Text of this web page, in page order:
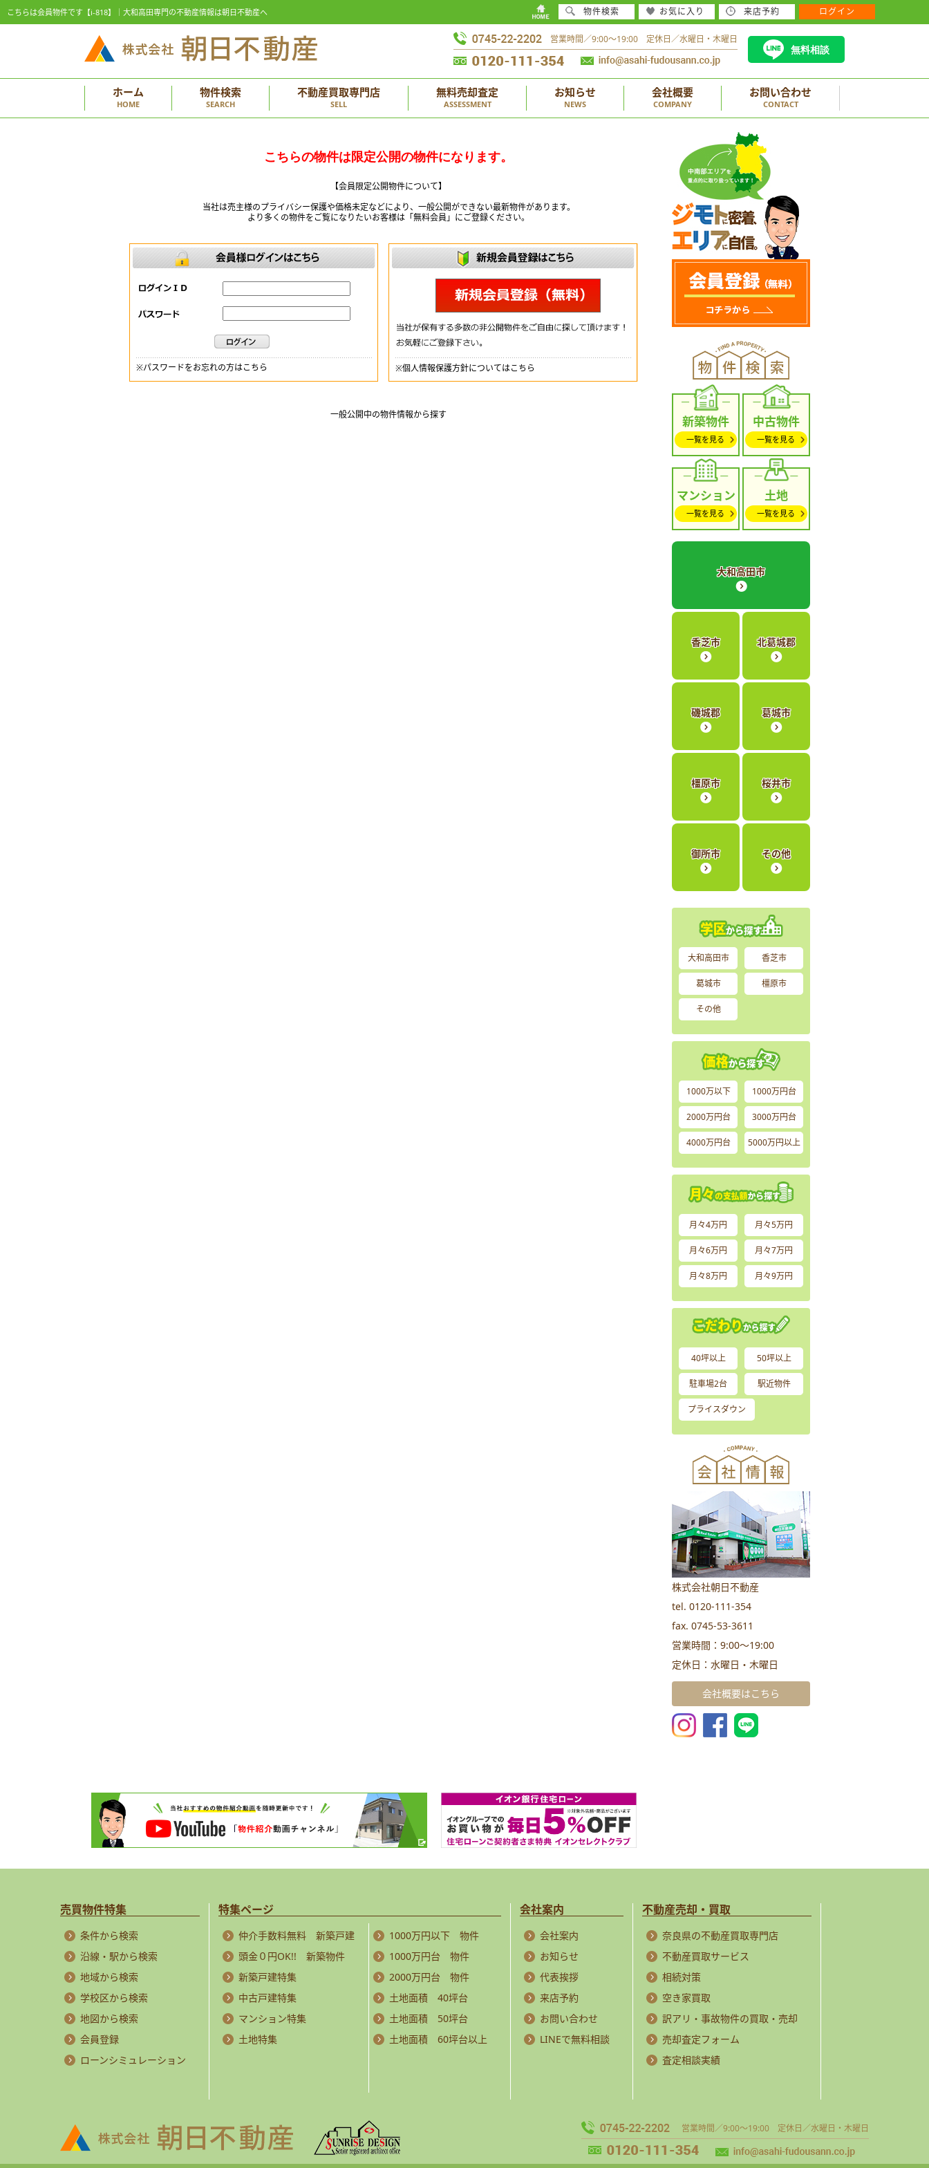
こちらは会員物件です【i-818】｜大和高田専門の不動産情報は朝日不動産へ
営業時間／9:00～19:00 定休日／水曜日・木曜日
無料相談
ホーム
HOME
物件検索
SEARCH
不動産買取専門店
SELL
無料売却査定
ASSESSMENT
お知らせ
NEWS
会社概要
COMPANY
お問い合わせ
CONTACT
こちらの物件は限定公開の物件になります。
【会員限定公開物件について】
当社は売主様のプライバシー保護や価格未定などにより、一般公開ができない最新物件があります。
より多くの物件をご覧になりたいお客様は「無料会員」にご登録ください。
※パスワードをお忘れの方はこちら ※個人情報保護方針についてはこちら
一般公開中の物件情報から探す 新築物件
一覧を見る
中古物件
一覧を見る
マンション
一覧を見る
土地
一覧を見る
大和高田市
香芝市 北葛城郡
磯城郡 葛城市
橿原市 桜井市
御所市 その他
大和高田市 香芝市
葛城市 橿原市
その他
1000万以下 1000万円台
2000万円台 3000万円台
4000万円台 5000万円以上
月々4万円 月々5万円
月々6万円 月々7万円
月々8万円 月々9万円
40坪以上 50坪以上
駐車場2台 駅近物件
プライスダウン
株式会社朝日不動産
tel. 0120-111-354
fax. 0745-53-3611
営業時間：9:00～19:00
定休日：水曜日・木曜日
会社概要はこちら
売買物件特集
条件から検索
沿線・駅から検索
地域から検索
学校区から検索
地図から検索
会員登録
ローンシミュレーション
特集ページ
仲介手数料無料 新築戸建
頭金０円OK!! 新築物件
新築戸建特集
中古戸建特集
マンション特集
土地特集
1000万円以下 物件
1000万円台 物件
2000万円台 物件
土地面積 40坪台
土地面積 50坪台
土地面積 60坪台以上
会社案内
会社案内
お知らせ
代表挨拶
来店予約
お問い合わせ
LINEで無料相談
不動産売却・買取
奈良県の不動産買取専門店
不動産買取サービス
相続対策
空き家買取
訳アリ・事故物件の買取・売却
売却査定フォーム
査定相談実績
営業時間／9:00～19:00 定休日／水曜日・木曜日
物件検索 お気に入り 来店予約 ログイン